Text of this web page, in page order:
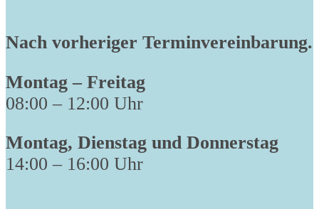
Nach vorheriger Terminvereinbarung.
Montag – Freitag
08:00 – 12:00 Uhr
Montag, Dienstag und Donnerstag
14:00 – 16:00 Uhr